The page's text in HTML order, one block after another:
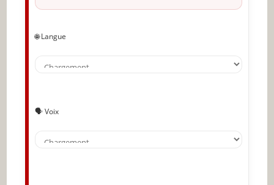
🌐 Langue
🗣️ Voix